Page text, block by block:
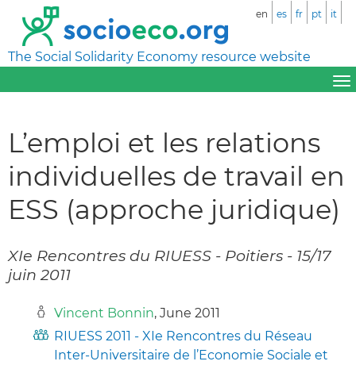
The Social Solidarity Economy resource website
en es fr pt it
L’emploi et les relations
individuelles de travail en
ESS (approche juridique)
XIe Rencontres du RIUESS - Poitiers - 15/17
juin 2011
Vincent Bonnin, June 2011
RIUESS 2011 - XIe Rencontres du Réseau
Inter-Universitaire de l’Economie Sociale et